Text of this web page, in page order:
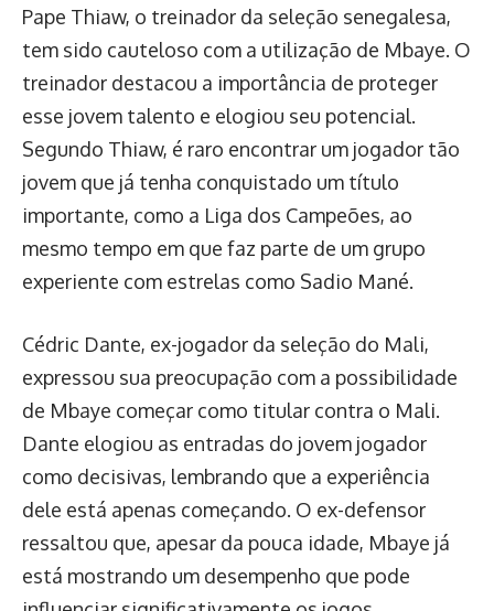
Pape Thiaw, o treinador da seleção senegalesa,
tem sido cauteloso com a utilização de Mbaye. O
treinador destacou a importância de proteger
esse jovem talento e elogiou seu potencial.
Segundo Thiaw, é raro encontrar um jogador tão
jovem que já tenha conquistado um título
importante, como a Liga dos Campeões, ao
mesmo tempo em que faz parte de um grupo
experiente com estrelas como Sadio Mané.
Cédric Dante, ex-jogador da seleção do Mali,
expressou sua preocupação com a possibilidade
de Mbaye começar como titular contra o Mali.
Dante elogiou as entradas do jovem jogador
como decisivas, lembrando que a experiência
dele está apenas começando. O ex-defensor
ressaltou que, apesar da pouca idade, Mbaye já
está mostrando um desempenho que pode